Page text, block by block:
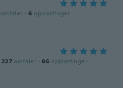
omtaler · 6 opplastinger
227 omtaler · 86 opplastinger